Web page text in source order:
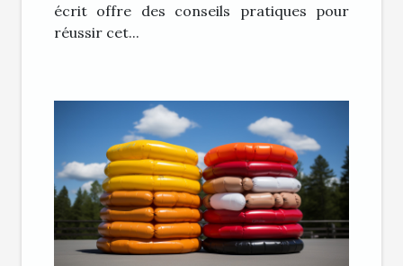
écrit offre des conseils pratiques pour
réussir cet...